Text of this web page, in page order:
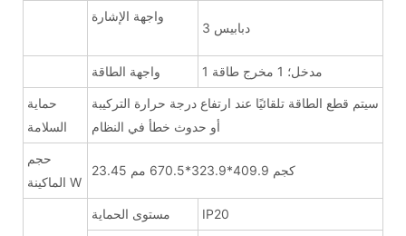
واجهة الإشارة
3 دبابيس
واجهة الطاقة 1 مدخل؛ 1 مخرج طاقة
حماية
السلامة
سيتم قطع الطاقة تلقائيًا عند ارتفاع درجة حرارة التركيبة
أو حدوث خطأ في النظام
حجم
الماكينة W
23.45 كجم 409.9*323.9*670.5 مم
مستوى الحماية IP20